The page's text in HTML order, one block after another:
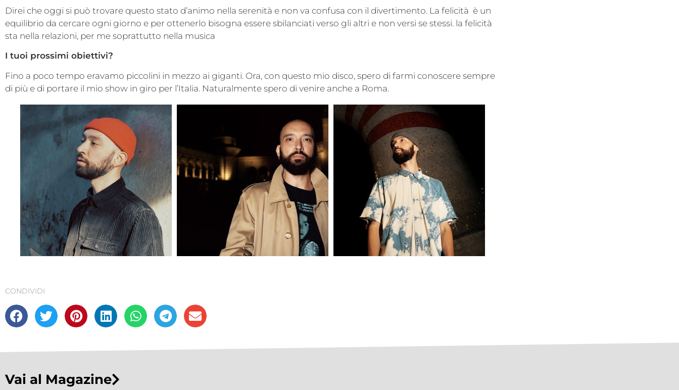
Direi che oggi si può trovare questo stato d’animo nella serenità e non va confusa con il divertimento. La felicità è un
equilibrio da cercare ogni giorno e per ottenerlo bisogna essere sbilanciati verso gli altri e non versi se stessi. la felicità
sta nella relazioni, per me soprattutto nella musica
I tuoi prossimi obiettivi?
Fino a poco tempo eravamo piccolini in mezzo ai giganti. Ora, con questo mio disco, spero di farmi conoscere sempre
di più e di portare il mio show in giro per l’Italia. Naturalmente spero di venire anche a Roma.
CONDIVIDI
Vai al Magazine